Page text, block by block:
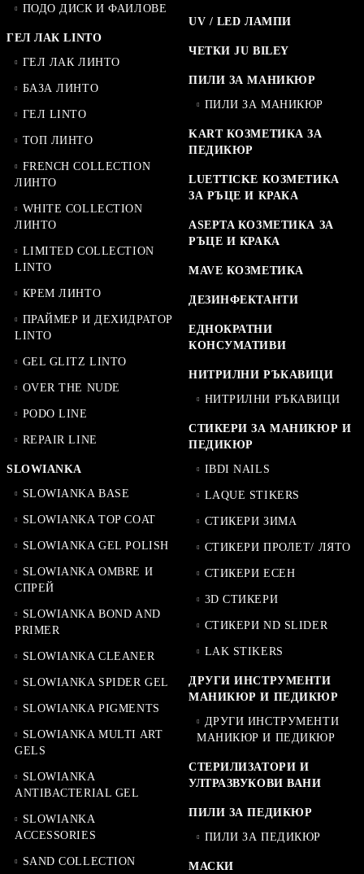
ПОДО ДИСК И ФАИЛОВЕ
ГЕЛ ЛАК LINTO
ГЕЛ ЛАК ЛИНТО
БАЗА ЛИНТО
ГЕЛ LINTO
ТОП ЛИНТО
FRENCH COLLECTION
ЛИНТО
WHITE COLLECTION
ЛИНТО
LIMITED COLLECTION
LINTO
КРЕМ ЛИНТО
ПРАЙМЕР И ДЕХИДРАТОР
LINTO
GEL GLITZ LINTO
OVER THE NUDE
PODO LINE
REPAIR LINE
SLOWIANKA
SLOWIANKA BASE
SLOWIANKA TOP COAT
SLOWIANKA GEL POLISH
SLOWIANKA OMBRE И
СПРЕЙ
SLOWIANKA BOND AND
PRIMER
SLOWIANKA CLEANER
SLOWIANKA SPIDER GEL
SLOWIANKA PIGMENTS
SLOWIANKA MULTI ART
GELS
SLOWIANKA
ANTIBACTERIAL GEL
SLOWIANKA
ACCESSORIES
SAND COLLECTION
UV / LED ЛАМПИ
ЧЕТКИ JU BILEY
ПИЛИ ЗА МАНИКЮР
ПИЛИ ЗА МАНИКЮР
KART КОЗМЕТИКА ЗА
ПЕДИКЮР
LUETTICKE КОЗМЕТИКА
ЗА РЪЦЕ И КРАКА
ASEPTA КОЗМЕТИКА ЗА
РЪЦЕ И КРАКА
MAVE КОЗМЕТИКА
ДЕЗИНФЕКТАНТИ
ЕДНОКРАТНИ
КОНСУМАТИВИ
НИТРИЛНИ РЪКАВИЦИ
НИТРИЛНИ РЪКАВИЦИ
СТИКЕРИ ЗА МАНИКЮР И
ПЕДИКЮР
IBDI NAILS
LAQUE STIKERS
СТИКЕРИ ЗИМА
СТИКЕРИ ПРОЛЕТ/ ЛЯТО
СТИКЕРИ ЕСЕН
3D СТИКЕРИ
СТИКЕРИ ND SLIDER
LAK STIKERS
ДРУГИ ИНСТРУМЕНТИ
МАНИКЮР И ПЕДИКЮР
ДРУГИ ИНСТРУМЕНТИ
МАНИКЮР И ПЕДИКЮР
СТЕРИЛИЗАТОРИ И
УЛТРАЗВУКОВИ ВАНИ
ПИЛИ ЗА ПЕДИКЮР
ПИЛИ ЗА ПЕДИКЮР
МАСКИ